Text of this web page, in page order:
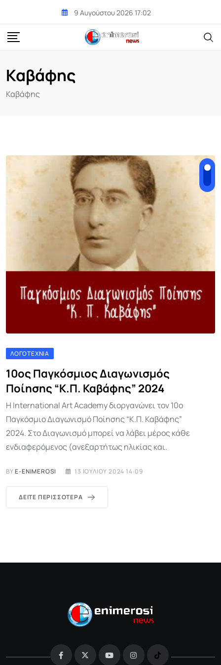
content
9 Αυγούστου 2026 17:02
Καβάφης
Καβάφης
ΛΟΓΟΤΕΧΝΊΑ
10ος Παγκόσμιος Διαγωνισμός
Ποίησης “K.Π. Καβάφης” 2024
Η International Art Academy διοργανώνει τον 10ο
Παγκόσμιο Διαγωνισμό Ποίησης “K.Π. Καβάφης”
2024. Στο Διαγωνισμό μπορεί να λάβει μέρος κάθε
ενδιαφερόμενος (ανεξαρτήτως ηλικίας και.
BYE-ENIMEROSI 13 ΙΟΥΛΊΟΥ 2024 14:09
ΔΕΊΤΕ ΠΕΡΙΣΣΌΤΕΡΑ